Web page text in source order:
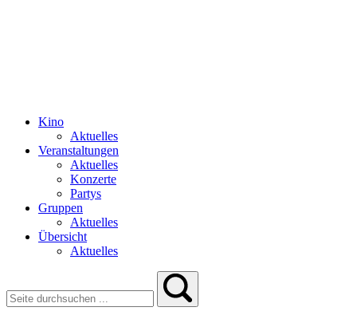
Kino
Aktuelles
Veranstaltungen
Aktuelles
Konzerte
Partys
Gruppen
Aktuelles
Übersicht
Aktuelles